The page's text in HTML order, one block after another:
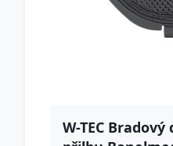
W-TEC